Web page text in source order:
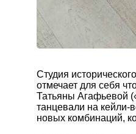
Студия
отмечает для себя
Татьяны Агафьевой
танцевали на кейли-
новых комбинаций,